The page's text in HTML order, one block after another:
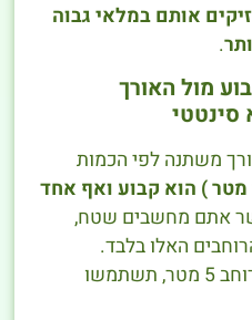
אותם במלאי גבוה
.
מול האורך
משתנה לפי הכמות
הרוחב (2,3,4,5 מטר ) הוא קבוע ואף אחד
אתם מחשבים שטח,
האלו בלבד.
לדוגמה, אם הגינה שלכם ברוחב 5 מטר, תשתמשו